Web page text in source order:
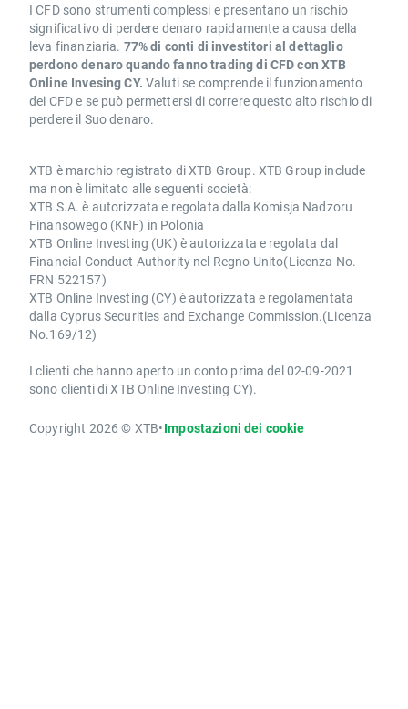
I CFD sono strumenti complessi e presentano un rischio
significativo di perdere denaro rapidamente a causa della
leva finanziaria. 77% di conti di investitori al dettaglio
perdono denaro quando fanno trading di CFD con XTB
Online Invesing CY. Valuti se comprende il funzionamento
dei CFD e se può permettersi di correre questo alto rischio di
perdere il Suo denaro.
XTB è marchio registrato di XTB Group. XTB Group include
ma non è limitato alle seguenti società:
XTB S.A. è autorizzata e regolata dalla Komisja Nadzoru
Finansowego (KNF) in Polonia
XTB Online Investing (UK) è autorizzata e regolata dal
Financial Conduct Authority nel Regno Unito(Licenza No.
FRN 522157)
XTB Online Investing (CY) è autorizzata e regolamentata
dalla Cyprus Securities and Exchange Commission.(Licenza
No.169/12)
I clienti che hanno aperto un conto prima del 02-09-2021
sono clienti di XTB Online Investing CY).
Copyright 2026 © XTB•Impostazioni dei cookie